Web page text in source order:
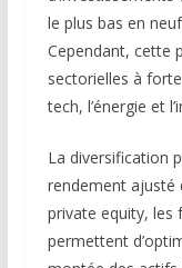
le plus bas en
Cependant, cette
sectorielles à
tech, l’énergie et
La diversification
rendement ajusté
private equity, les
permettent